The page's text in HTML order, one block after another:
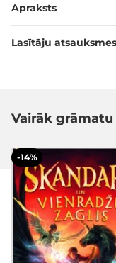
Apraksts
Lasītāju atsauksmes
Vairāk grāmatu
-14%